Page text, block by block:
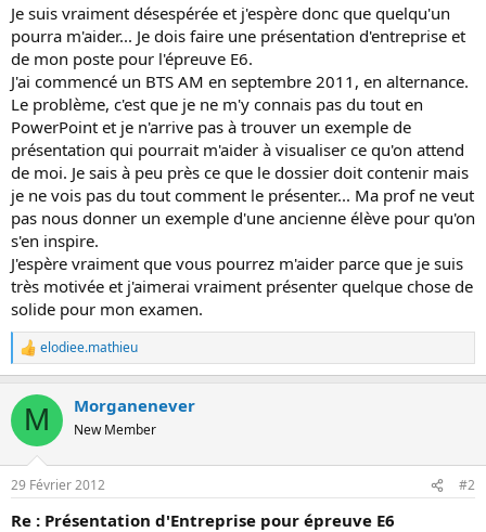
i
s
c
u
s
s
i
o
n
Je suis vraiment désespérée et j'espère donc que quelqu'un
pourra m'aider... Je dois faire une présentation d'entreprise et
de mon poste pour l'épreuve E6.
J'ai commencé un BTS AM en septembre 2011, en alternance.
Le problème, c'est que je ne m'y connais pas du tout en
PowerPoint et je n'arrive pas à trouver un exemple de
présentation qui pourrait m'aider à visualiser ce qu'on attend
de moi. Je sais à peu près ce que le dossier doit contenir mais
je ne vois pas du tout comment le présenter... Ma prof ne veut
pas nous donner un exemple d'une ancienne élève pour qu'on
s'en inspire.
J'espère vraiment que vous pourrez m'aider parce que je suis
très motivée et j'aimerai vraiment présenter quelque chose de
solide pour mon examen.
R
e
c
i
s
elodiee.mathieu
M Morganenever
New Member
29 Février 2012 #2
Re : Présentation d'Entreprise pour épreuve E6